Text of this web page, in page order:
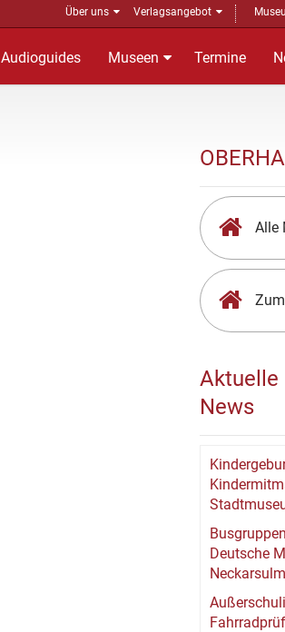
Über uns Verlagsangebot
Audioguides Museen Termine
Alle
Aktuelle
News
Deutsche
Neckarsulm